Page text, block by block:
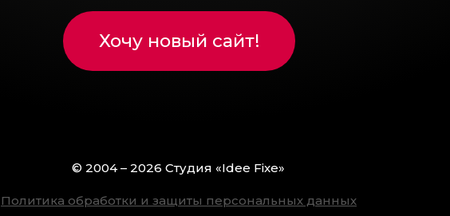
Хочу новый сайт!
© 2004 – 2026 Студия «Idee Fixe»
Политика обработки и защиты персональных данных